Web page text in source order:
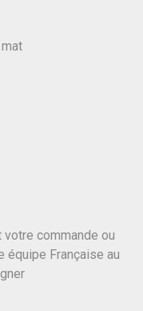
commande ou
équipe Française au